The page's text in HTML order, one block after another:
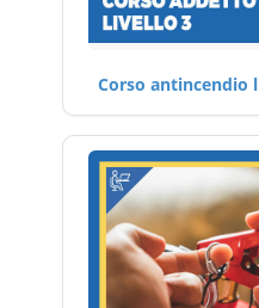
Corso antincendio